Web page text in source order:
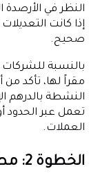
النظر في
إذا كانت
صحيح.
بالنسبة للشركات
مقراً لها، تأكد
النشطة بالدرهم
تعمل عبر
العملات.
الخطوة 2: مطابقة جميع الودائع